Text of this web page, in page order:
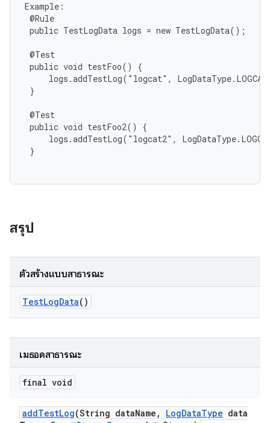
Example:
@Rule
public TestLogData logs = new TestLogData();
@Test
public void testFoo() {
logs.addTestLog("logcat",
}
@Test
public void testFoo2() {
logs.addTestLog("logcat2",
}
สรุป
ตัวสร้างแบบสาธารณะ
TestLogData()
เมธอดสาธารณะ
final void
addTestLog(String dataName , LogDataType data